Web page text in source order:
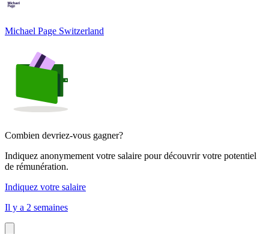
Michael Page Switzerland
Combien devriez-vous gagner?
Indiquez anonymement votre salaire pour découvrir votre potentiel
de rémunération.
Indiquez votre salaire
Il y a 2 semaines